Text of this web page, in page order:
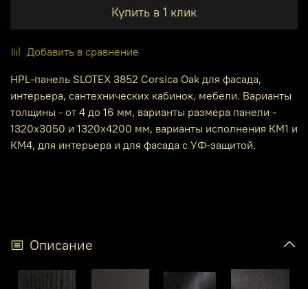
Купить в 1 клик
Добавить в сравнение
HPL-панель SLOTEX 3852 Corsica Oak для фасада,
интерьера, сантехнических кабинок, мебели. Варианты
толщины - от 4 до 16 мм, варианты размера панели -
1320х3050 и 1320х4200 мм, варианты исполнения КМ1 и
КМ4, для интерьера и для фасада с УФ-защитой.
Описание